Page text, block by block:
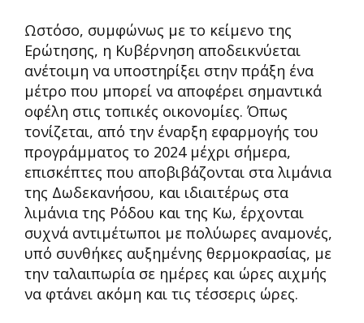
Ωστόσο, συμφώνως με το κείμενο της
Ερώτησης, η Κυβέρνηση αποδεικνύεται
ανέτοιμη να υποστηρίξει στην πράξη ένα
μέτρο που μπορεί να αποφέρει σημαντικά
οφέλη στις τοπικές οικονομίες. Όπως
τονίζεται, από την έναρξη εφαρμογής του
προγράμματος το 2024 μέχρι σήμερα,
επισκέπτες που αποβιβάζονται στα λιμάνια
της Δωδεκανήσου, και ιδιαιτέρως στα
λιμάνια της Ρόδου και της Κω, έρχονται
συχνά αντιμέτωποι με πολύωρες αναμονές,
υπό συνθήκες αυξημένης θερμοκρασίας, με
την ταλαιπωρία σε ημέρες και ώρες αιχμής
να φτάνει ακόμη και τις τέσσερις ώρες.